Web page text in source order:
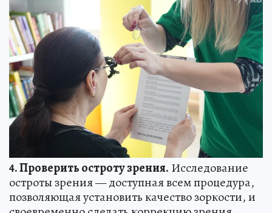
4. Проверить остроту зрения. Исследование
остроты зрения — доступная всем процедура,
позволяющая установить качество зоркости, и